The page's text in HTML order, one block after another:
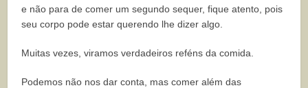
e não para de comer um segundo sequer, fique atento, pois
seu corpo pode estar querendo lhe dizer algo.
Muitas vezes, viramos verdadeiros reféns da comida.
Podemos não nos dar conta, mas comer além das